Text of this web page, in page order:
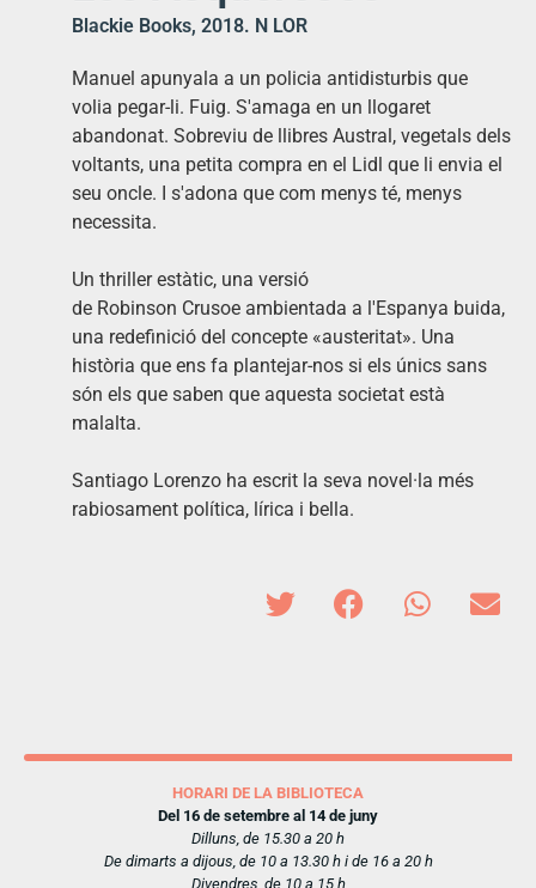
Blackie Books, 2018. N LOR
Manuel apunyala a un policia antidisturbis que
volia pegar-li. Fuig. S'amaga en un llogaret
abandonat. Sobreviu de llibres Austral, vegetals dels
voltants, una petita compra en el Lidl que li envia el
seu oncle. I s'adona que com menys té, menys
necessita.
Un thriller estàtic, una versió
de Robinson Crusoe ambientada a l'Espanya buida,
una redefinició del concepte «austeritat». Una
història que ens fa plantejar-nos si els únics sans
són els que saben que aquesta societat està
malalta.
Santiago Lorenzo ha escrit la seva novel·la més
rabiosament política, lírica i bella.
HORARI DE LA BIBLIOTECA
Del 16 de setembre al 14 de juny
Dilluns, de 15.30 a 20 h
De dimarts a dijous, de 10 a 13.30 h i de 16 a 20 h
Divendres, de 10 a 15 h